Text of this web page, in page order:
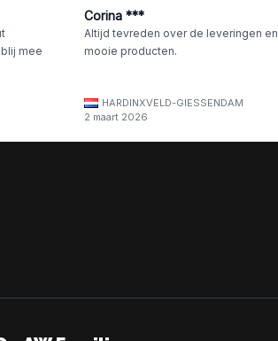
mee
Corina ***
Altijd tevreden over de leveringen en
mooie producten.
HARDINXVELD-GIESSENDAM
2 maart 2026